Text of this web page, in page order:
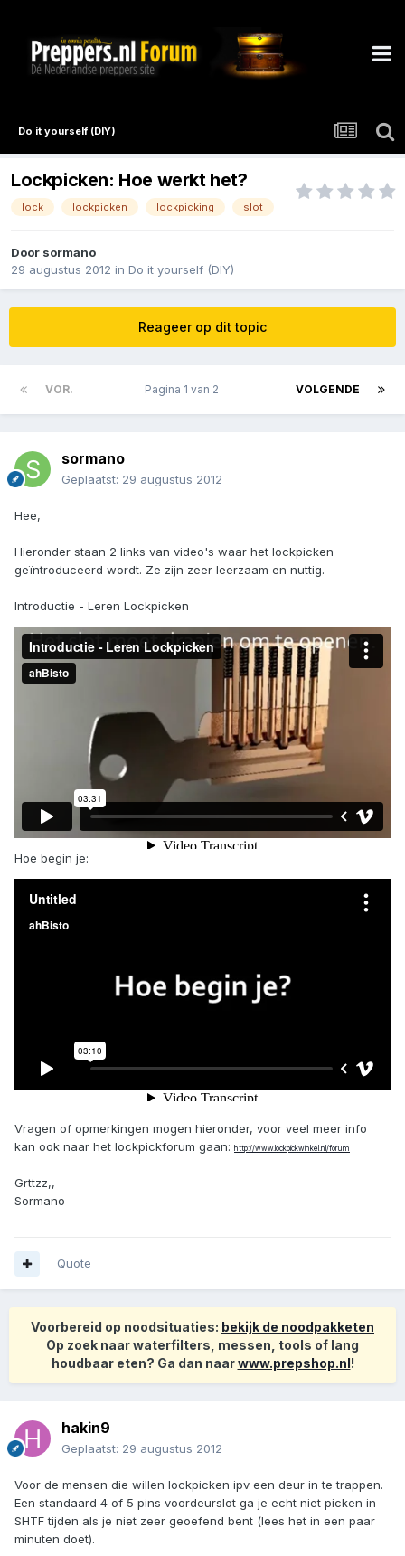
Do it yourself (DIY)
Lockpicken: Hoe werkt het?
lock lockpicken lockpicking slot
Door sormano
29 augustus 2012 in Do it yourself (DIY)
Reageer op dit topic
VOR. VOLGENDE
Pagina 1 van 2
sormano
Geplaatst: 29 augustus 2012
Hee,
Hieronder staan 2 links van video's waar het lockpicken
geïntroduceerd wordt. Ze zijn zeer leerzaam en nuttig.
Introductie - Leren Lockpicken
Hoe begin je:
Vragen of opmerkingen mogen hieronder, voor veel meer info
kan ook naar het lockpickforum gaan: http://www.lockpickwinkel.nl/forum
Grttzz,,
Sormano
Quote
Voorbereid op noodsituaties: bekijk de noodpakketen
Op zoek naar waterfilters, messen, tools of lang
houdbaar eten? Ga dan naarwww.prepshop.nl!
hakin9
Geplaatst: 29 augustus 2012
Voor de mensen die willen lockpicken ipv een deur in te trappen.
Een standaard 4 of 5 pins voordeurslot ga je echt niet picken in
SHTF tijden als je niet zeer geoefend bent (lees het in een paar
minuten doet).